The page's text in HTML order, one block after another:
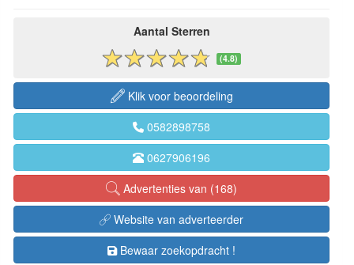
Aantal Sterren
(4.8)
Klik voor beoordeling
0582898758
0627906196
Advertenties van (168)
Website van adverteerder
Bewaar zoekopdracht !